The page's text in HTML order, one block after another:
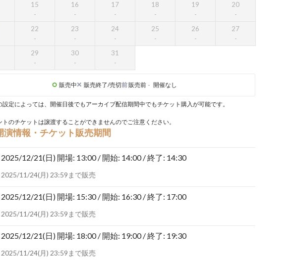
15 16 17 18 19 20
22 23 24 25 26 27
29 30 31
販売中 販売終了/売切前販売前 - 開催なし
定によっては、開催日後でもアーカイブ配信期間中でもチケット購入が可能です。
のチケットは譲渡することができませんのでご注意ください。
演情報・チケット販売期間
2025/12/21(日) 開場: 13:00 / 開始: 14:00 / 終了: 14:30
2025/11/24(月) 23:59まで販売
2025/12/21(日) 開場: 15:30 / 開始: 16:30 / 終了: 17:00
2025/11/24(月) 23:59まで販売
2025/12/21(日) 開場: 18:00 / 開始: 19:00 / 終了: 19:30
2025/11/24(月) 23:59まで販売